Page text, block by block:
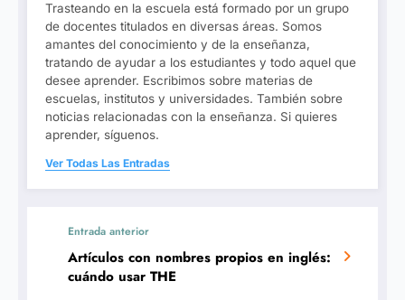
Trasteando en la escuela está formado por un grupo
de docentes titulados en diversas áreas. Somos
amantes del conocimiento y de la enseñanza,
tratando de ayudar a los estudiantes y todo aquel que
desee aprender. Escribimos sobre materias de
escuelas, institutos y universidades. También sobre
noticias relacionadas con la enseñanza. Si quieres
aprender, síguenos.
Ver Todas Las Entradas
Entrada anterior
Artículos con nombres propios en inglés:
cuándo usar THE